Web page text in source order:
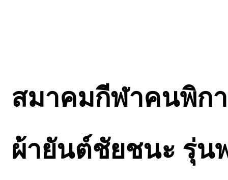
สมาคมกีฬาคนพิก
ผ้ายันต์ชัยชนะ รุ่น